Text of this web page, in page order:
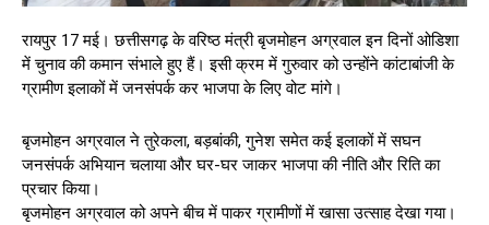
रायपुर 17 मई। छत्तीसगढ़ के वरिष्ठ मंत्री बृजमोहन अग्रवाल इन दिनों ओडिशा
में चुनाव की कमान संभाले हुए हैं। इसी क्रम में गुरुवार को उन्होंने कांटाबांजी के
ग्रामीण इलाकों में जनसंपर्क कर भाजपा के लिए वोट मांगे।
बृजमोहन अग्रवाल ने तुरेकला, बड़बांकी, गुनेश समेत कई इलाकों में सघन
जनसंपर्क अभियान चलाया और घर-घर जाकर भाजपा की नीति और रिति का
प्रचार किया।
बृजमोहन अग्रवाल को अपने बीच में पाकर ग्रामीणों में खासा उत्साह देखा गया।